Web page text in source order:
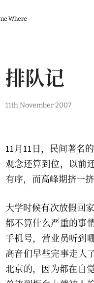
Where
排队记
1
n
u
a
r
y
2
0
11th November 2007
11月11日，民间著名
观念还算到位，以前
有序，而高峰期挤一
大学时候有次放假回
都不算什么严重的事
手机号，营业员听到
高音们早些完事走人
北京的，因为都在自